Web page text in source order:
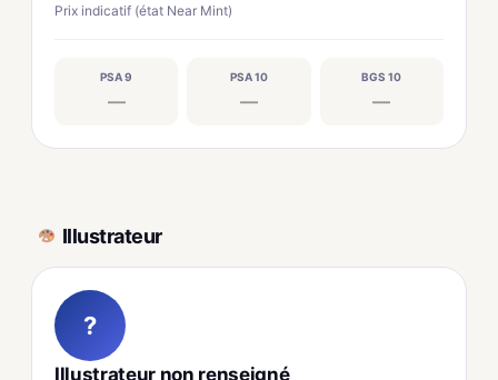
Prix indicatif (état Near Mint)
PSA 9
—
PSA 10
—
BGS 10
—
Illustrateur
?
Illustrateur non renseigné